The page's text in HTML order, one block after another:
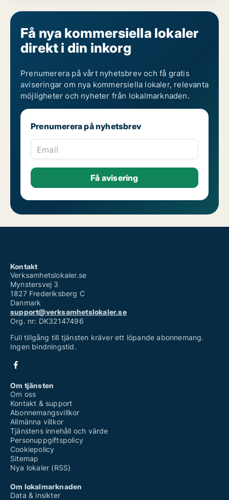
Få nya kommersiella lokaler
direkt i din inkorg
Prenumerera på vårt nyhetsbrev och få gratis
aviseringar om nya kommersiella lokaler, relevanta
möjligheter och nyheter från lokalmarknaden.
Prenumerera på nyhetsbrev
Email
Kontakt
Verksamhetslokaler.se
Mynstersvej 3
1827 Frederiksberg C
Danmark
support@verksamhetslokaler.se
Org. nr: DK32147496
Full tillgång till tjänsten kräver ett löpande abonnemang.
Ingen bindningstid.
Om tjänsten
Om oss
Kontakt & support
Abonnemangsvillkor
Allmänna villkor
Tjänstens innehåll och värde
Personuppgiftspolicy
Cookiepolicy
Sitemap
Nya lokaler (RSS)
Om lokalmarknaden
Data & insikter